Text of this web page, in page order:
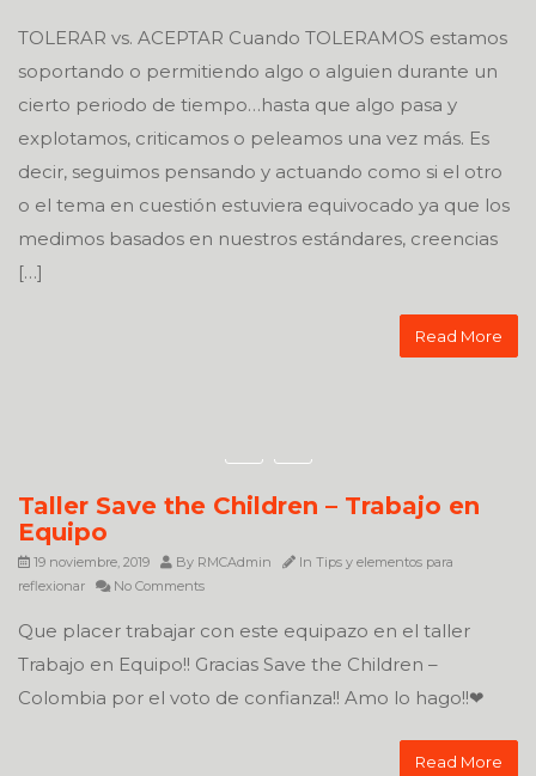
TOLERAR vs. ACEPTAR Cuando TOLERAMOS estamos
soportando o permitiendo algo o alguien durante un
cierto periodo de tiempo…hasta que algo pasa y
explotamos, criticamos o peleamos una vez más. Es
decir, seguimos pensando y actuando como si el otro
o el tema en cuestión estuviera equivocado ya que los
medimos basados en nuestros estándares, creencias
[…]
Read More
Taller Save the Children – Trabajo en
Equipo
19 noviembre, 2019 By RMCAdmin In Tips y elementos para
reflexionar
No Comments
Que placer trabajar con este equipazo en el taller
Trabajo en Equipo!! Gracias Save the Children –
Colombia por el voto de confianza!! Amo lo hago!!❤
Read More